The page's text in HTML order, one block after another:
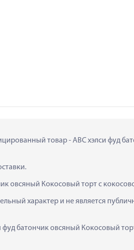
товар - АВС хэлси фуд
овсяный Кокосовый торт с
характер и не является
батончик овсяный Кокосовый